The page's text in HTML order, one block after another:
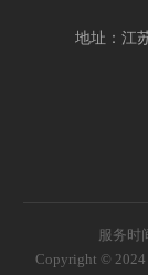
地址：江
服务时
Copyright ©